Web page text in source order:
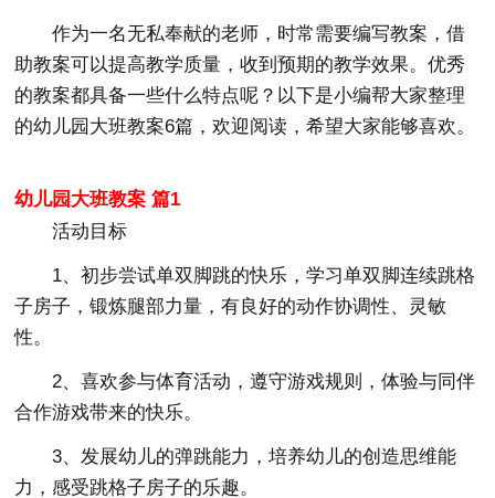
作为一名无私奉献的老师，时常需要编写教案，借
助教案可以提高教学质量，收到预期的教学效果。优秀
的教案都具备一些什么特点呢？以下是小编帮大家整理
的幼儿园大班教案6篇，欢迎阅读，希望大家能够喜欢。
幼儿园大班教案 篇1
活动目标
1、初步尝试单双脚跳的快乐，学习单双脚连续跳格
子房子，锻炼腿部力量，有良好的动作协调性、灵敏
性。
2、喜欢参与体育活动，遵守游戏规则，体验与同伴
合作游戏带来的快乐。
3、发展幼儿的弹跳能力，培养幼儿的创造思维能
力，感受跳格子房子的乐趣。